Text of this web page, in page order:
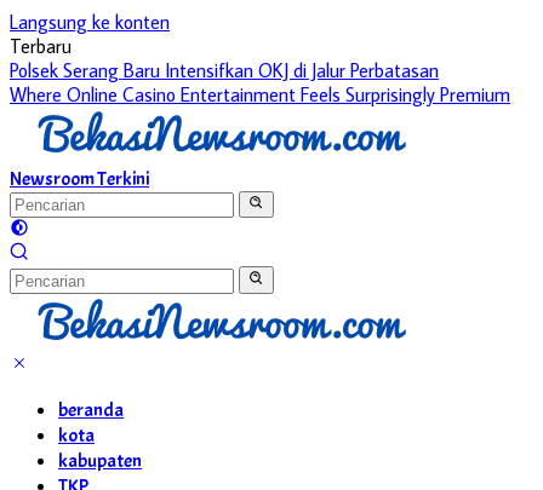
Langsung ke konten
Terbaru
Polsek Serang Baru Intensifkan OKJ di Jalur Perbatasan
Where Online Casino Entertainment Feels Surprisingly Premium
Newsroom Terkini
beranda
kota
kabupaten